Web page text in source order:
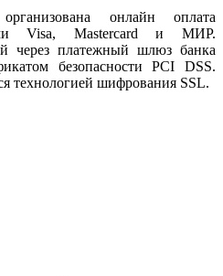
онлайн оплата
Visa, Mastercard и МИР.
через платежный шлюз банка
безопасности PCI DSS.
технологией шифрования SSL.